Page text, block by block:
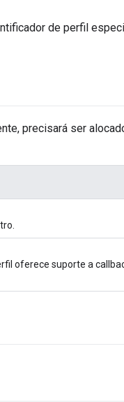
de perfil
precisará ser
oferece suporte a